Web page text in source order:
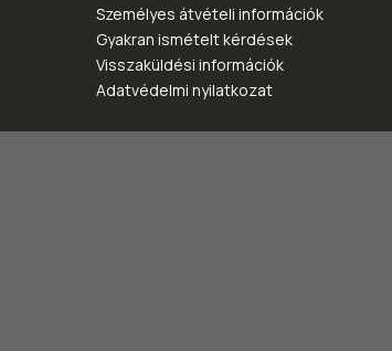
Személyes átvételi információk
Gyakran ismételt kérdések
Visszaküldési információk
Adatvédelmi nyilatkozat